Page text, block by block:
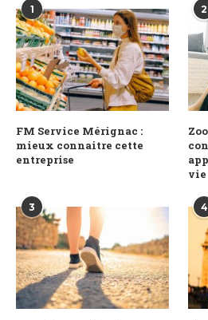
1
FM Service Mérignac :
mieux connaitre cette
entreprise
2
vie
3 4